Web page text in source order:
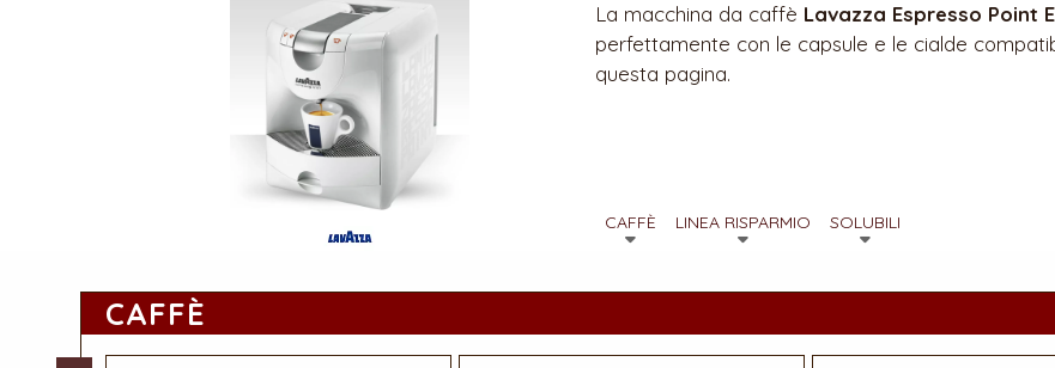
La macchina da caffè Lavazza Espresso Point
perfettamente con le capsule e le cialde
questa pagina.
CAFFÈ LINEA RISPARMIO SOLUBILI
CAFFÈ